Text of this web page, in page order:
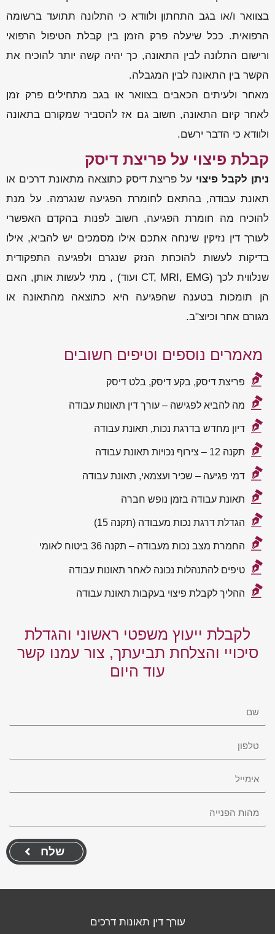
בצוואר ו/או בגב התחתון ולוודא כי התלונה תתועד ברשומה
הרפואית. ככל שיעלה פרק הזמן בין קבלת הטיפול הרפואי
ורישום התלונה לבין התאונה, כך יהיה קשה יותר להוכיח את
הקשר בין התאונה לבין המגבלה.
מאחר ולעיתים הכאבים בצוואר או בגב מתחילים פרק זמן
לאחר קיום התאונה, חשוב גם אז להסביר שמקורם בתאונה
ולוודא כי הדבר ירשם.
קבלת פיצוי על פריצת דיסק
ניתן לקבל פיצוי על פריצת דיסק כתוצאה מתאונת דרכים או
תאונת עבודה, בהתאם לחומרת הפגיעה שנגרמה. על מנת
להוכיח מה חומרת הפגיעה, חשוב לפנות בהקדם האפשרי
לעורך דין נזיקין שינחה אתכם אילו מסמכים יש להביא, אילו
בדיקות לעשות להוכחת הנזק שנגרם ולפגיעה התפקודית
שנלווית לכך (CT, MRI, EMG ועוד) , מתי לעשות אותן, האם
הן תומכות בטענה שהפגיעה היא כתוצאה מהתאונה או
מגורם אחר וכיוצ"ב.
מאמרים נוספים וטיפים חשובים
פריצת דיסק, בקע דיסק, בלט דיסק
מה להביא לפגישה – עורך דין תאונות עבודה
דיון מחדש בדרגת נכות, תאונת עבודה
תקנה 12 – צירוף נכויות תאונת עבודה
דמי פגיעה – שכיר ועצמאי, תאונת עבודה
תאונת עבודה בזמן נופש חברה
הגדלת דרגת נכות מעבודה (תקנה 15)
החמרת מצב נכות מעבודה – תקנה 36 ביטוח לאומי
טיפים להתנהלות נכונה לאחר תאונות עבודה
ההליך לקבלת פיצוי בעקבות תאונת עבודה
לקבלת ייעוץ משפטי ראשוני והגדלת
סיכויי והצלחת תביעתך, צור עמנו קשר
עוד היום
שלח
עורך דין תאונות דרכים